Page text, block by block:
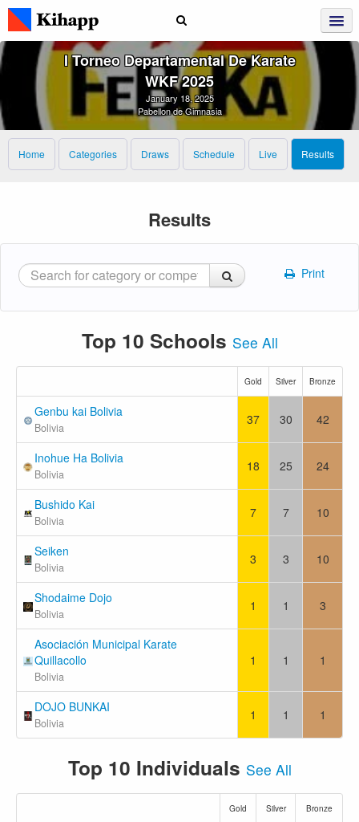
I Torneo Departamental De Karate
WKF 2025
January 18, 2025
Pabellon de Gimnasia
Home Categories Draws Schedule Live Results
Results
Print
Top 10 Schools See All
Gold Silver Bronze
Genbu kai Bolivia
Bolivia
37 30 42
Inohue Ha Bolivia
Bolivia
18 25 24
Bushido Kai
Bolivia
7 7 10
Seiken
Bolivia
3 3 10
Shodaime Dojo
Bolivia
1 1 3
Asociación Municipal Karate
Quillacollo
Bolivia
1 1 1
DOJO BUNKAI
Bolivia
1 1 1
Top 10 Individuals See All
Gold Silver Bronze